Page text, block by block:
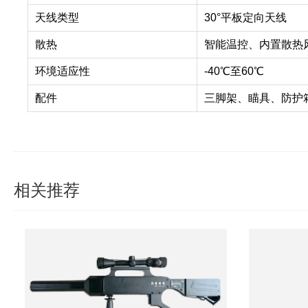
天线类型 30°平板定向天线
散热 智能温控、内置散热
环境适应性 -40℃至60℃
配件 三脚架、瞄具、防护
相关推荐